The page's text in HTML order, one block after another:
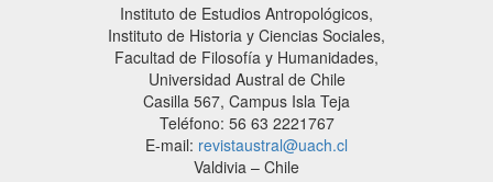
Instituto de Estudios Antropológicos,
Instituto de Historia y Ciencias Sociales,
Facultad de Filosofía y Humanidades,
Universidad Austral de Chile
Casilla 567, Campus Isla Teja
Teléfono: 56 63 2221767
E-mail: revistaustral@uach.cl
Valdivia – Chile